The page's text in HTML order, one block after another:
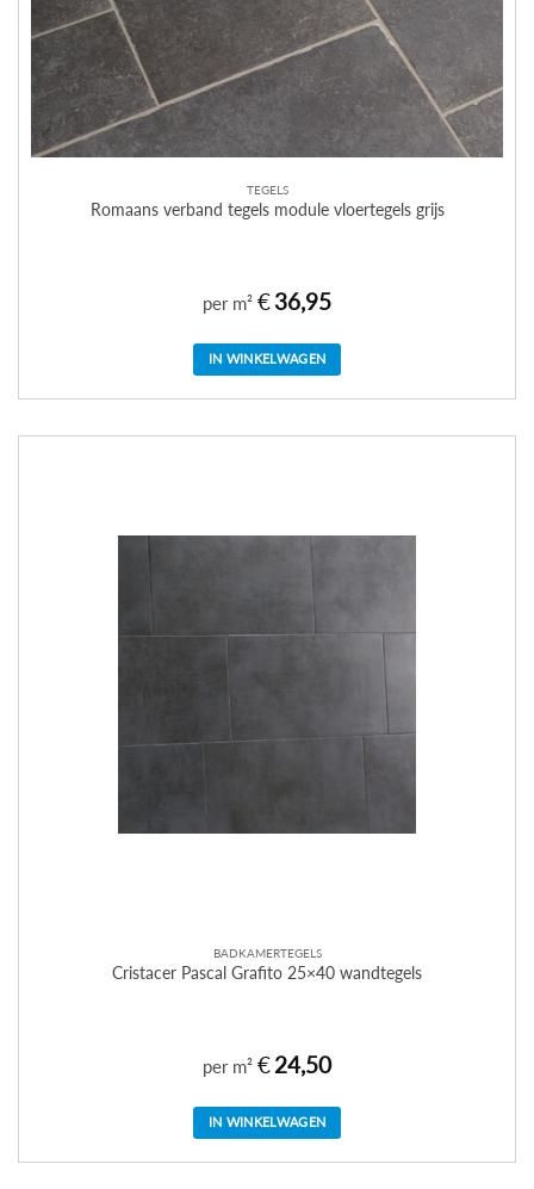
TEGELS
Romaans verband tegels module vloertegels grijs
per m² €36,95
IN WINKELWAGEN
BADKAMERTEGELS
Cristacer Pascal Grafito 25×40 wandtegels
per m² €24,50
IN WINKELWAGEN